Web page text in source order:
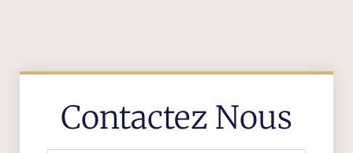
Contactez Nous